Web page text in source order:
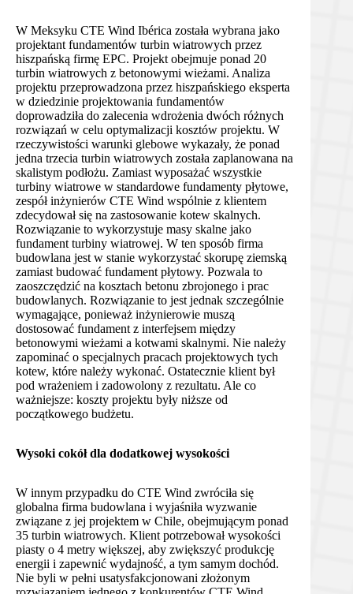
W Meksyku CTE Wind Ibérica została wybrana jako
projektant fundamentów turbin wiatrowych przez
hiszpańską firmę EPC. Projekt obejmuje ponad 20
turbin wiatrowych z betonowymi wieżami. Analiza
projektu przeprowadzona przez hiszpańskiego eksperta
w dziedzinie projektowania fundamentów
doprowadziła do zalecenia wdrożenia dwóch różnych
rozwiązań w celu optymalizacji kosztów projektu. W
rzeczywistości warunki glebowe wykazały, że ponad
jedna trzecia turbin wiatrowych została zaplanowana na
skalistym podłożu. Zamiast wyposażać wszystkie
turbiny wiatrowe w standardowe fundamenty płytowe,
zespół inżynierów CTE Wind wspólnie z klientem
zdecydował się na zastosowanie kotew skalnych.
Rozwiązanie to wykorzystuje masy skalne jako
fundament turbiny wiatrowej. W ten sposób firma
budowlana jest w stanie wykorzystać skorupę ziemską
zamiast budować fundament płytowy. Pozwala to
zaoszczędzić na kosztach betonu zbrojonego i prac
budowlanych. Rozwiązanie to jest jednak szczególnie
wymagające, ponieważ inżynierowie muszą
dostosować fundament z interfejsem między
betonowymi wieżami a kotwami skalnymi. Nie należy
zapominać o specjalnych pracach projektowych tych
kotew, które należy wykonać. Ostatecznie klient był
pod wrażeniem i zadowolony z rezultatu. Ale co
ważniejsze: koszty projektu były niższe od
początkowego budżetu.
Wysoki cokół dla dodatkowej wysokości
W innym przypadku do CTE Wind zwróciła się
globalna firma budowlana i wyjaśniła wyzwanie
związane z jej projektem w Chile, obejmującym ponad
35 turbin wiatrowych. Klient potrzebował wysokości
piasty o 4 metry większej, aby zwiększyć produkcję
energii i zapewnić wydajność, a tym samym dochód.
Nie byli w pełni usatysfakcjonowani złożonym